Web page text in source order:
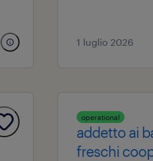
1 luglio 2026
operational
addetto ai
freschi